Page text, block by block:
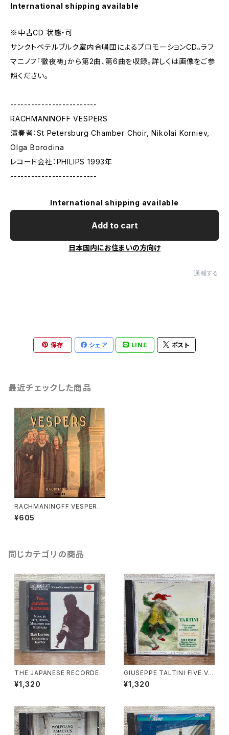
International shipping available
※中古CD 状態・可
サンクトペテルブルク室内合唱団によるプロモーションCD。ラフ
マニノフ「徹夜祷」から第2曲、第6曲を収録。詳しくは画像をご参
照ください。
-------------------------
RACHMANINOFF VESPERS
演奏者：St Petersburg Chamber Choir, Nikolai Korniev,
Olga Borodina
レコード会社：PHILIPS 1993年
-------------------------
International shipping available
Add to cart
日本国内にお住まいの方向け
通報する
保存 シェア LINE ポスト
最近チェックした商品
RACHMANINOFF VESPERS
【演奏者：St Petersburg Cha
mber Choir, Nikolai Kornie
¥605
同じカテゴリの商品
THE JAPANESE RECORDER
【演奏者：Dan Laurin】レコード
会社：BIS 1994年
¥1,320
GIUSEPPE TALTINI FIVE VI
OLIN SONATAS【演奏者：Fab
io Biondi, Maurizio Nadde
社：Opus Production 1992
年
¥1,320